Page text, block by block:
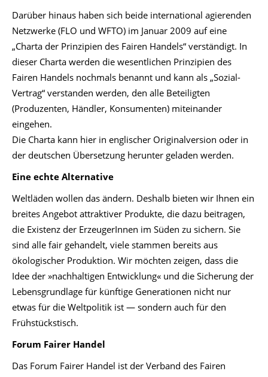
Darüber hinaus haben sich beide international agierenden
Netzwerke (FLO und WFTO) im Januar 2009 auf eine
„Charta der Prinzipien des Fairen Handels“ verständigt. In
dieser Charta werden die wesentlichen Prinzipien des
Fairen Handels nochmals benannt und kann als „Sozial-
Vertrag“ verstanden werden, den alle Beteiligten
(Produzenten, Händler, Konsumenten) miteinander
eingehen.
Die Charta kann hier in englischer Originalversion oder in
der deutschen Übersetzung herunter geladen werden.
Eine echte Alternative
Weltläden wollen das ändern. Deshalb bieten wir Ihnen ein
breites Angebot attraktiver Produkte, die dazu beitragen,
die Existenz der ErzeugerInnen im Süden zu sichern. Sie
sind alle fair gehandelt, viele stammen bereits aus
ökologischer Produktion. Wir möchten zeigen, dass die
Idee der »nachhaltigen Entwicklung« und die Sicherung der
Lebensgrundlage für künftige Generationen nicht nur
etwas für die Weltpolitik ist — sondern auch für den
Frühstückstisch.
Forum Fairer Handel
Das Forum Fairer Handel ist der Verband des Fairen